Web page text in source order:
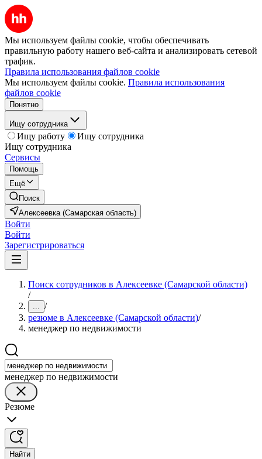
Мы используем файлы cookie, чтобы обеспечивать
правильную работу нашего веб-сайта и анализировать сетевой
трафик.
Правила использования файлов cookie
Мы используем файлы cookie. Правила использования
файлов cookie
Понятно
Ищу сотрудника
Ищу работу
Ищу сотрудника
Ищу сотрудника
Сервисы
Помощь
Ещё
Поиск
Алексеевка (Самарская область)
Войти
Войти
Зарегистрироваться
Поиск сотрудников в Алексеевке (Самарской области)
/
... /
резюме в Алексеевке (Самарской области)/
менеджер по недвижимости
менеджер по недвижимости
Резюме
Найти